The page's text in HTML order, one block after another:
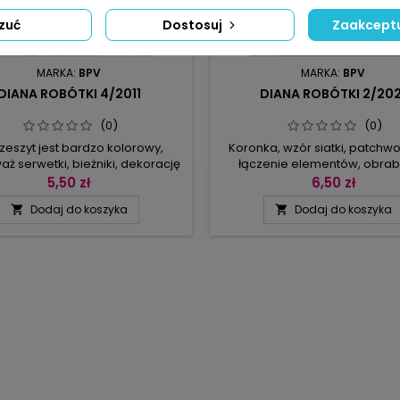
MARKA: BPV
ROBÓTKI 4/2011
(0)
jest bardzo kolorowy,
serwetki, bieżniki, dekorację
a nawet ozdobę poduszki
kolorach. Dla
5,50 zł
 Dodaj do koszyka
MARKA: BPV
DIANA ROBÓTKI 2/
(0)
Koronka, wzór siatki,
łączenie elementów,
materiału i „malowanie”
tym numerze.Już na początku
6,50 zł
 Dodaj do koszyka
Dostosuj